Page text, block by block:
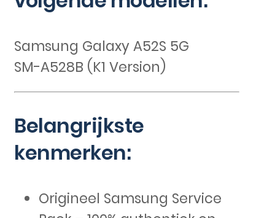
Samsung Galaxy A52S 5G
SM-A528B (K1 Version)
Belangrijkste
kenmerken:
Origineel Samsung Service